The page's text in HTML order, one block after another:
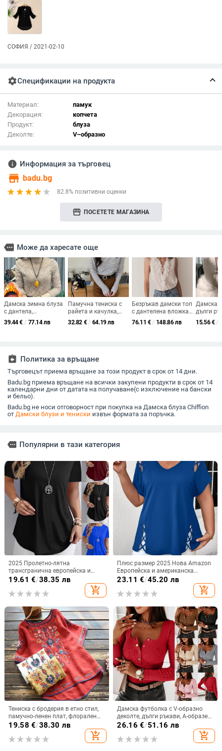
СОФИЯ / 2021-02-10
settingsСпецификации на продукта
Материал:
памук
Декорация:
копчета
Продукт:
блуза
Деколте:
V–образно
info Информация за търговец
store badu.bg
82.8% позитивни оценки
storefront ПОСЕТЕТЕ МАГАЗИНА
more Може да харесате още
Дамска зимна блуза
с дантела,
подплатена с флийс
за топлина, ласкаещ
39.44€ / 77.14 лв
Памучна тениска с
райета и качулка,
дълги ръкави,
пришити детайли
32.82 € / 64.19 лв
Безръкав дамски топ
с дантелена вложка
и V-образно деколте,
памук, едноцветен,
76.11 € / 148.86 лв
Дамска
дълги
дълбоко
деколте,
15.56€ /
assignment_return Политика за връщане
Търговецът приема връщане за този продукт в срок от 14 дни.
Badu.bg приема връщане на всички закупени продукти в срок от 14
календарни дни от датата на получаване(с изключение на бански
и бельо).
Badu.bg не носи отговорност при покупка на Дамска блуза Chiffion
от Дамски блузи и тениски извън формата за поръчка.
more Популярни в тази категория
2025 Пролетно-лятна
трансгранична европейска и
американска Amazon Wish Export
Нова пролетно-лятна тениска с
чист цвят и елегантни копчета за
19.61 €/38.35 лв
add_shopping_cart
Плюс размер 2025 Нова Amazon
Европейска и американска
трансгранична дамска лятна
европейска и американска секси
тениска с V-образно деколте и
ръкав
23.11 €/45.20 лв
add_shopping_cart
Тениска с бродерия в етно стил,
памучно-ленен плат, флорален
мотив, свободен силует
19.58 €/38.30 лв
add_shopping_cart
Дамска футболка с V-образно
деколте, дълги ръкави, А-образен
силует, памучна материя
26.16 €/51.16 лв
add_shopping_cart